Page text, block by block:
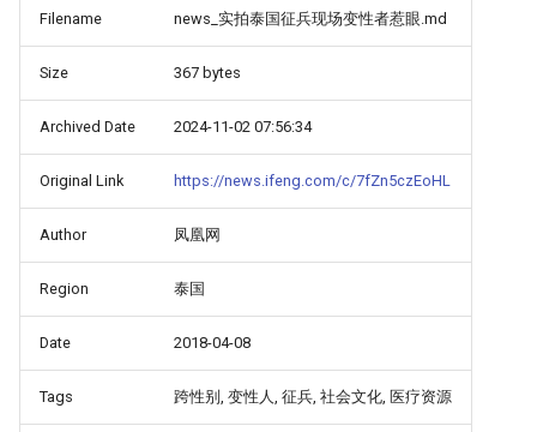
Filename news_实拍泰国征兵现场变性者惹眼.md
Size 367 bytes
Archived Date 2024-11-02 07:56:34
Original Link https://news.ifeng.com/c/7fZn5czEoHL
Author 凤凰网
Region 泰国
Date 2018-04-08
Tags 跨性别, 变性人, 征兵, 社会文化, 医疗资源